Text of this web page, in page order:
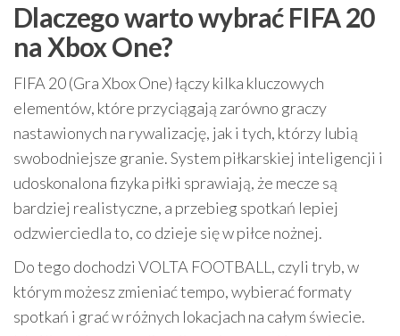
Dlaczego warto wybrać FIFA 20
na Xbox One?
FIFA 20 (Gra Xbox One) łączy kilka kluczowych
elementów, które przyciągają zarówno graczy
nastawionych na rywalizację, jak i tych, którzy lubią
swobodniejsze granie. System piłkarskiej inteligencji i
udoskonalona fizyka piłki sprawiają, że mecze są
bardziej realistyczne, a przebieg spotkań lepiej
odzwierciedla to, co dzieje się w piłce nożnej.
Do tego dochodzi VOLTA FOOTBALL, czyli tryb, w
którym możesz zmieniać tempo, wybierać formaty
spotkań i grać w różnych lokacjach na całym świecie.